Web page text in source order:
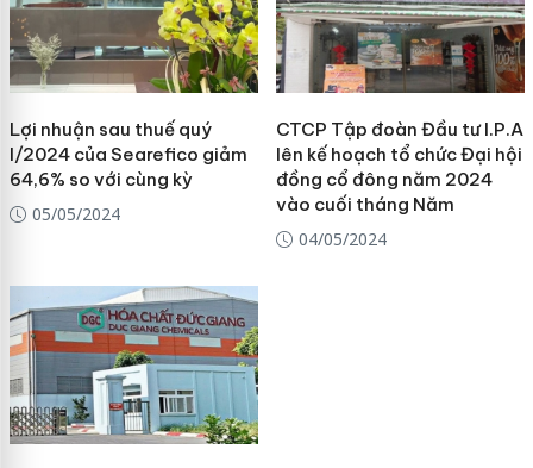
Lợi nhuận sau thuế quý
I/2024 của Searefico giảm
64,6% so với cùng kỳ
05/05/2024
CTCP Tập đoàn Đầu tư I.P.A
lên kế hoạch tổ chức Đại hội
đồng cổ đông năm 2024
vào cuối tháng Năm
04/05/2024